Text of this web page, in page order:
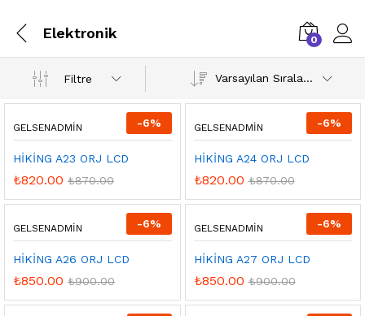
Elektronik 0
Filtre Varsayılan Sıralama
-6%
GELSENADMIN
HİKİNG A23 ORJ LCD
₺820.00 ₺870.00
-6%
GELSENADMIN
HİKİNG A24 ORJ LCD
₺820.00 ₺870.00
-6%
GELSENADMIN
HİKİNG A26 ORJ LCD
₺850.00 ₺900.00
-6%
GELSENADMIN
HİKİNG A27 ORJ LCD
₺850.00 ₺900.00